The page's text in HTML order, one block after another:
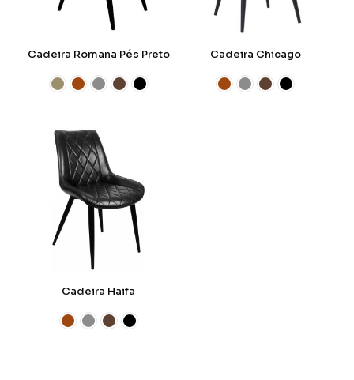
Cadeira Romana Pés Preto Cadeira Chicago
Cadeira Haifa